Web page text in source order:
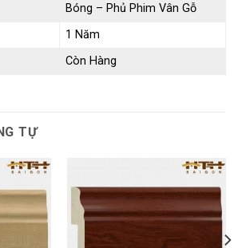
Bóng – Phủ Phim Vân Gỗ
1 Năm
Còn Hàng
TỰ